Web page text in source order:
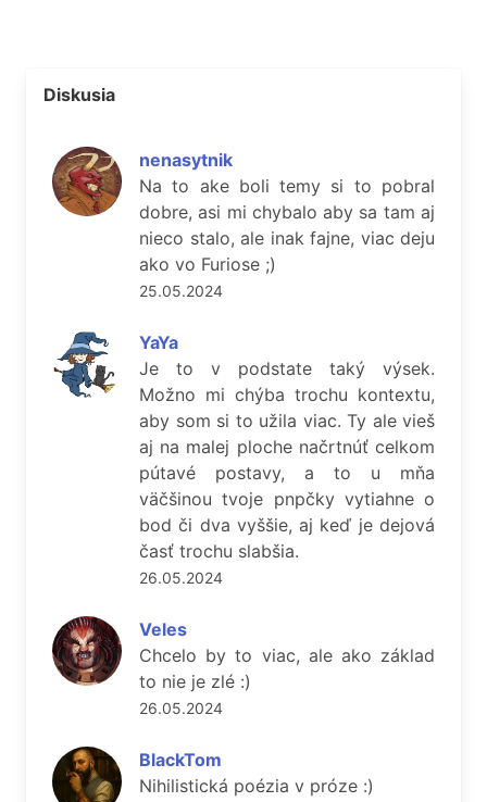
Diskusia
nenasytnik
Na to ake boli temy si to pobral
dobre, asi mi chybalo aby sa tam aj
nieco stalo, ale inak fajne, viac deju
ako vo Furiose ;)
25.05.2024
YaYa
Je to v podstate taký výsek.
Možno mi chýba trochu kontextu,
aby som si to užila viac. Ty ale vieš
aj na malej ploche načrtnúť celkom
pútavé postavy, a to u mňa
väčšinou tvoje pnpčky vytiahne o
bod či dva vyššie, aj keď je dejová
časť trochu slabšia.
26.05.2024
Veles
Chcelo by to viac, ale ako základ
to nie je zlé :)
26.05.2024
BlackTom
Nihilistická poézia v próze :)